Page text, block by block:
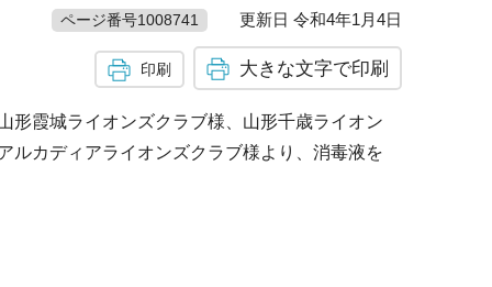
ページ番号1008741 更新日 令和4年1月4日
印刷 大きな文字で印刷
形霞城ライオンズクラブ様、山形千歳ライオン
ルカディアライオンズクラブ様より、消毒液を